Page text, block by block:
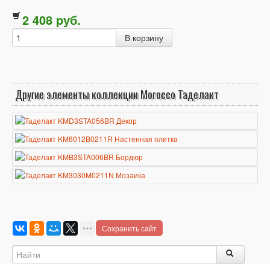
2 408 pуб.
Другие элементы коллекции Morocco Таделакт
Сохранить сайт